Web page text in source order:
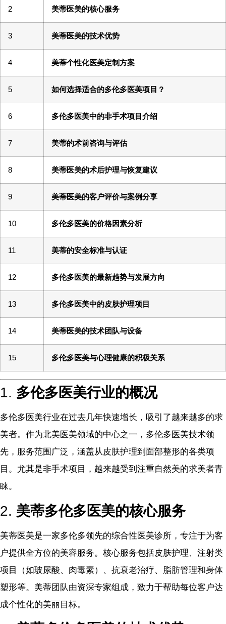
2 美蒂医美的核心服务
3 美蒂医美的技术优势
4 美蒂个性化医美定制方案
5 如何选择适合的多伦多医美项目？
6 多伦多医美中的非手术项目介绍
7 美蒂的术前咨询与评估
8 美蒂医美的术后护理与恢复建议
9 美蒂医美的客户评价与案例分享
10 多伦多医美的价格因素分析
11 美蒂的安全标准与认证
12 多伦多医美的最新趋势与发展方向
13 多伦多医美中的皮肤护理项目
14 美蒂医美的技术团队与设备
15 多伦多医美与心理健康的积极关系
1. 多伦多医美行业的概况
多伦多医美行业在过去几年快速增长，吸引了越来越多的求
美者。作为北美医美领域的中心之一，多伦多医美技术领
先，服务范围广泛，涵盖从皮肤护理到面部整形的各类项
目。尤其是非手术项目，越来越受到注重自然美的求美者青
睐。
2. 美蒂多伦多医美的核心服务
美蒂医美是一家多伦多领先的综合性医美诊所，专注于为客
户提供全方位的美容服务。核心服务包括皮肤护理、注射类
项目（如玻尿酸、肉毒素）、抗衰老治疗、脂肪管理和身体
塑形等。美蒂团队由资深专家组成，致力于帮助每位客户达
成个性化的美丽目标。